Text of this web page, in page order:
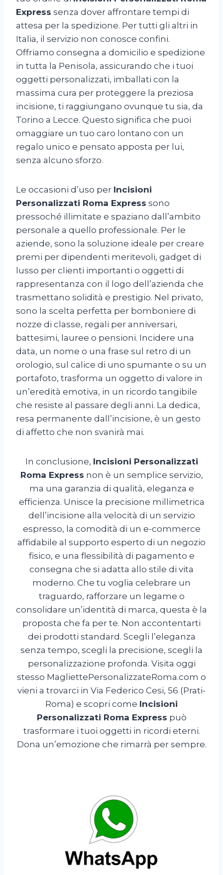
Express senza dover affrontare tempi di
attesa per la spedizione. Per tutti gli altri in
Italia, il servizio non conosce confini.
Offriamo consegna a domicilio e spedizione
in tutta la Penisola, assicurando che i tuoi
oggetti personalizzati, imballati con la
massima cura per proteggere la preziosa
incisione, ti raggiungano ovunque tu sia, da
Torino a Lecce. Questo significa che puoi
omaggiare un tuo caro lontano con un
regalo unico e pensato apposta per lui,
senza alcuno sforzo.
Le occasioni d’uso per Incisioni
Personalizzati Roma Express sono
pressoché illimitate e spaziano dall’ambito
personale a quello professionale. Per le
aziende, sono la soluzione ideale per creare
premi per dipendenti meritevoli, gadget di
lusso per clienti importanti o oggetti di
rappresentanza con il logo dell’azienda che
trasmettano solidità e prestigio. Nel privato,
sono la scelta perfetta per bomboniere di
nozze di classe, regali per anniversari,
battesimi, lauree o pensioni. Incidere una
data, un nome o una frase sul retro di un
orologio, sul calice di uno spumante o su un
portafoto, trasforma un oggetto di valore in
un’eredità emotiva, in un ricordo tangibile
che resiste al passare degli anni. La dedica,
resa permanente dall’incisione, è un gesto
di affetto che non svanirà mai.
In conclusione, Incisioni Personalizzati
Roma Express non è un semplice servizio,
ma una garanzia di qualità, eleganza e
efficienza. Unisce la precisione millimetrica
dell’incisione alla velocità di un servizio
espresso, la comodità di un e-commerce
affidabile al supporto esperto di un negozio
fisico, e una flessibilità di pagamento e
consegna che si adatta allo stile di vita
moderno. Che tu voglia celebrare un
traguardo, rafforzare un legame o
consolidare un’identità di marca, questa è la
proposta che fa per te. Non accontentarti
dei prodotti standard. Scegli l’eleganza
senza tempo, scegli la precisione, scegli la
personalizzazione profonda. Visita oggi
stesso MagliettePersonalizzateRoma.com o
vieni a trovarci in Via Federico Cesi, 56 (Prati-
Roma) e scopri come Incisioni
Personalizzati Roma Express può
trasformare i tuoi oggetti in ricordi eterni.
Dona un’emozione che rimarrà per sempre.